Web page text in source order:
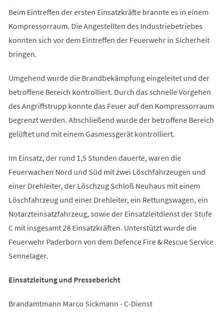
Beim Eintreffen der ersten Einsatzkräfte brannte es in einem
Kompressorraum. Die Angestellten des Industriebetriebes
konnten sich vor dem Eintreffen der Feuerwehr in Sicherheit
bringen.
Umgehend wurde die Brandbekämpfung eingeleitet und der
betroffene Bereich kontrolliert. Durch das schnelle Vorgehen
des Angriffstrupp konnte das Feuer auf den Kompressorraum
begrenzt werden. Abschließend wurde der betroffene Bereich
gelüftet und mit einem Gasmessgerät kontrolliert.
Im Einsatz, der rund 1,5 Stunden dauerte, waren die
Feuerwachen Nord und Süd mit zwei Löschfahrzeugen und
einer Drehleiter, der Löschzug Schloß Neuhaus mit einem
Löschfahrzeug und einer Drehleiter, ein Rettungswagen, ein
Notarzteinsatzfahrzeug, sowie der Einsatzleitdienst der Stufe
C mit insgesamt 28 Einsatzkräften. Unterstützt wurde die
Feuerwehr Paderborn von dem Defence Fire & Rescue Service
Sennelager.
Einsatzleitung und Pressebericht
Brandamtmann Marco Sickmann - C-Dienst